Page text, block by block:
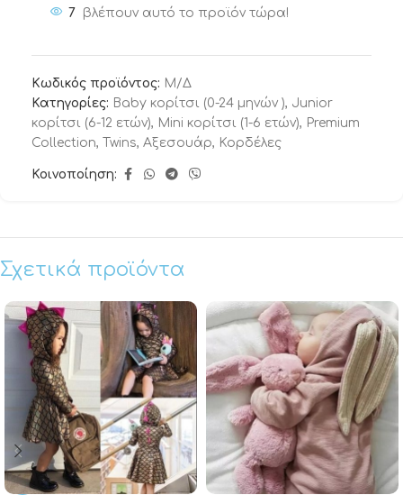
7 βλέπουν αυτό το προϊόν τώρα!
Κωδικός προϊόντος: Μ/Δ
Κατηγορίες: Baby κορίτσι (0-24 μηνών ), Junior
κορίτσι (6-12 ετών), Mini κορίτσι (1-6 ετών), Premium
Collection, Twins, Αξεσουάρ, Κορδέλες
Κοινοποίηση:
Σχετικά προϊόντα